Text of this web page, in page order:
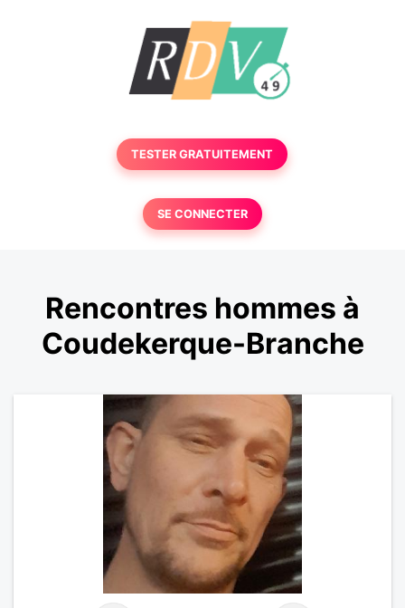
TESTER GRATUITEMENT
SE CONNECTER
Rencontres hommes à
Coudekerque-Branche